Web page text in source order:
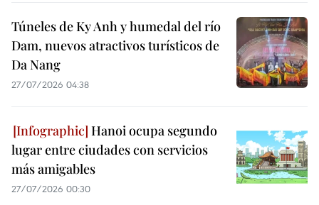
Túneles de Ky Anh y humedal del río
Dam, nuevos atractivos turísticos de
Da Nang
27/07/2026 04:38
Hanoi ocupa segundo
lugar entre ciudades con servicios
más amigables
27/07/2026 00:30